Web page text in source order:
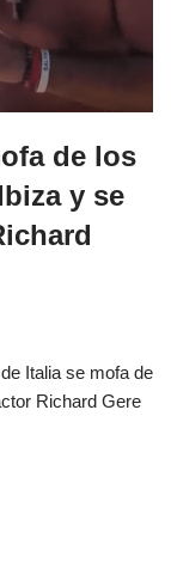
de los
y se
Italia se mofa de
Richard Gere